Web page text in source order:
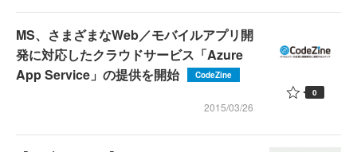
MS、さまざまなWeb／モバイルアプリ開
発に対応したクラウドサービス「Azure
App Service」の提供を開始
CodeZine
2015/03/26
0